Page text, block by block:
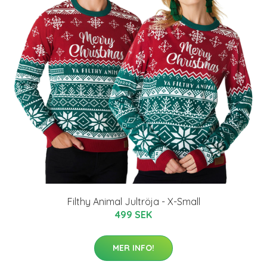
Filthy Animal Jultröja - X-Small
499 SEK
MER INFO!